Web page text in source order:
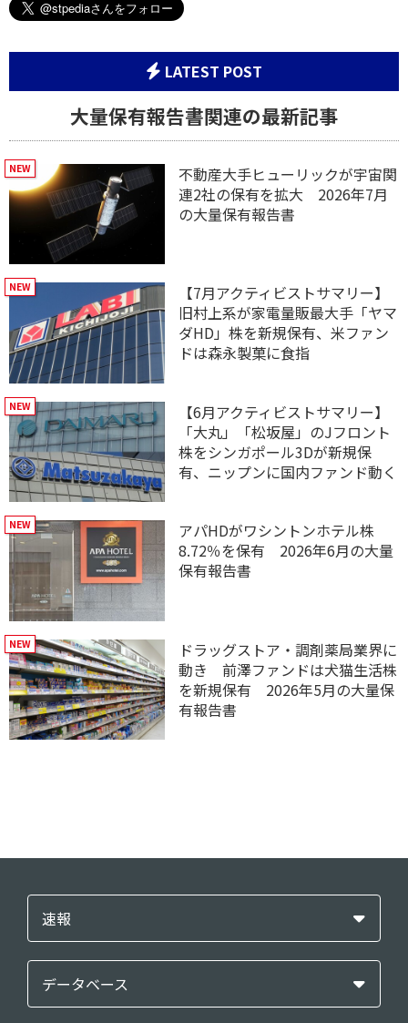
LATEST POST
大量保有報告書関連の最新記事
不動産大手ヒューリックが宇宙関
連2社の保有を拡大 2026年7月
の大量保有報告書
【7月アクティビストサマリー】
旧村上系が家電量販最大手「ヤマ
ダHD」株を新規保有、米ファン
ドは森永製菓に食指
【6月アクティビストサマリー】
「大丸」「松坂屋」のJフロント
株をシンガポール3Dが新規保
有、ニップンに国内ファンド動く
アパHDがワシントンホテル株
8.72％を保有 2026年6月の大量
保有報告書
ドラッグストア・調剤薬局業界に
動き 前澤ファンドは犬猫生活株
を新規保有 2026年5月の大量保
有報告書
速報
データベース